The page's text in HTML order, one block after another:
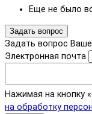
Еще не было
Задать вопрос
Задать вопрос
Электронная почта
Нажимая на кнопку
на обработку